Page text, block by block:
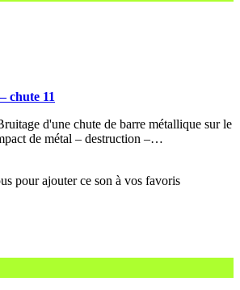
chute 11
d'une chute de barre métallique sur le
de métal – destruction –…